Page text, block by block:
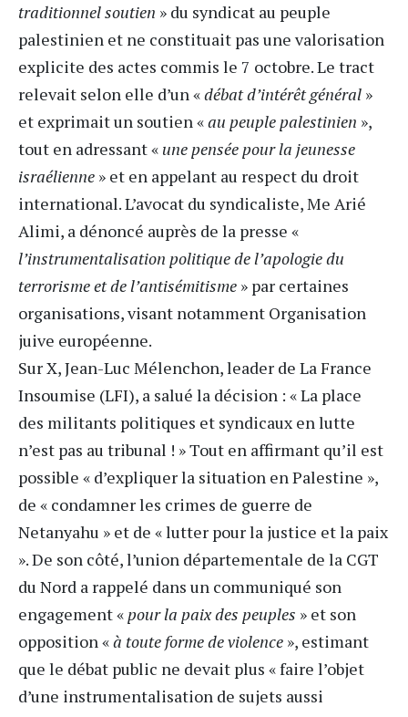
traditionnel soutien » du syndicat au peuple
palestinien et ne constituait pas une valorisation
explicite des actes commis le 7 octobre. Le tract
relevait selon elle d’un «débat d’intérêt général »
et exprimait un soutien «au peuple palestinien »,
tout en adressant « une pensée pour la jeunesse
israélienne » et en appelant au respect du droit
international. L’avocat du syndicaliste, Me Arié
Alimi, a dénoncé auprès de la presse «
l’instrumentalisation politique de l’apologie du
terrorisme et de l’antisémitisme » par certaines
organisations, visant notamment Organisation
juive européenne.
Sur X,Jean-Luc Mélenchon, leader de La France
Insoumise (LFI), a salué la décision : « La place
des militants politiques et syndicaux en lutte
n’est pas au tribunal ! » Tout en affirmant qu’il est
possible « d’expliquer la situation en Palestine »,
de « condamner les crimes de guerre de
Netanyahu » et de « lutter pour la justice et la paix
». De son côté, l’union départementale de la CGT
du Nord a rappelé dans un communiqué son
engagement « pour la paix des peuples » et son
opposition «à toute forme de violence », estimant
que le débat public ne devait plus « faire l’objet
d’une instrumentalisation de sujets aussi